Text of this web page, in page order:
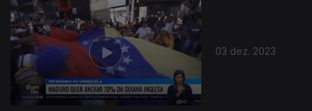
03 dez. 2023